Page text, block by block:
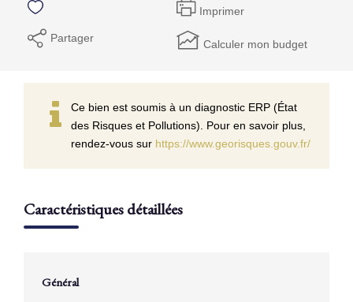
Imprimer
Partager Calculer mon budget
Ce bien est soumis à un diagnostic ERP (État
des Risques et Pollutions). Pour en savoir plus,
rendez-vous sur https://www.georisques.gouv.fr/
Caractéristiques détaillées
Général